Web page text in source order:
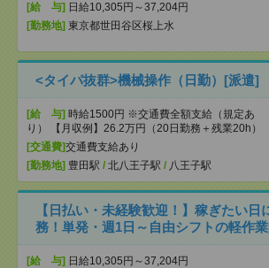
[給 与] 日給10,305円～37,204円
[勤務地] 東京都世田谷区桜上水
<タイパ抜群>機械操作（日勤）[派遣]
[給 与] 時給1500円 ※交通費全額支給（規定あ
り） 【月収例】26.2万円（20日勤務＋残業20h）
[交通費]交通費支給あり
[勤務地] 豊田駅 / 北八王子駅 / 八王子駅
【日払い・未経験歓迎！】稼ぎたい日
務！単発・週1日～自由シフトの軽作
[給 与] 日給10,305円～37,204円